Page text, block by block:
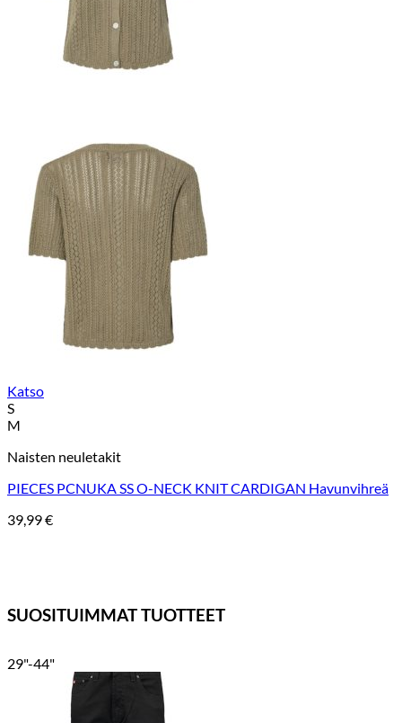
Katso
S
M
Naisten neuletakit
PIECES PCNUKA SS O-NECK KNIT CARDIGAN Havunvihreä
39,99€
SUOSITUIMMAT TUOTTEET
29"-44"